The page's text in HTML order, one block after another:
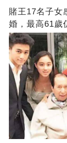
賭王17名子女
婚，最高61歲